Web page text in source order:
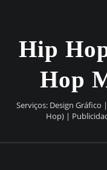
Hip
Hop
Serviços: Design
Hop) |